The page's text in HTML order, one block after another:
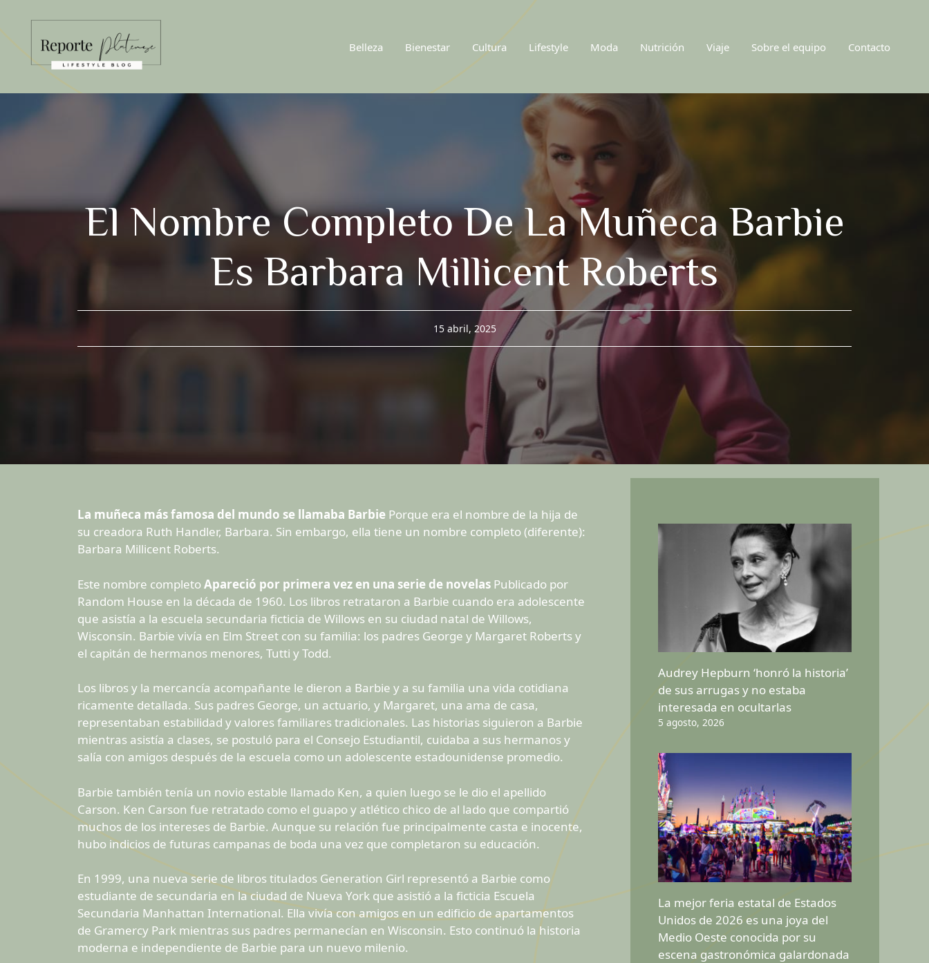
contenido
Belleza Bienestar Cultura Lifestyle Moda Nutrición Viaje Sobre el equipo Contacto
El Nombre Completo De La Muñeca Barbie
Es Barbara Millicent Roberts
15 abril, 2025
La muñeca más famosa del mundo se llamaba Barbie Porque era el nombre de la hija de
su creadora Ruth Handler, Barbara. Sin embargo, ella tiene un nombre completo (diferente):
Barbara Millicent Roberts.
Este nombre completoApareció por primera vez en una serie de novelas Publicado por
Random House en la década de 1960. Los libros retrataron a Barbie cuando era adolescente
que asistía a la escuela secundaria ficticia de Willows en su ciudad natal de Willows,
Wisconsin. Barbie vivía en Elm Street con su familia: los padres George y Margaret Roberts y
el capitán de hermanos menores, Tutti y Todd.
Los libros y la mercancía acompañante le dieron a Barbie y a su familia una vida cotidiana
ricamente detallada. Sus padres George, un actuario, y Margaret, una ama de casa,
representaban estabilidad y valores familiares tradicionales. Las historias siguieron a Barbie
mientras asistía a clases, se postuló para el Consejo Estudiantil, cuidaba a sus hermanos y
salía con amigos después de la escuela como un adolescente estadounidense promedio.
Barbie también tenía un novio estable llamado Ken, a quien luego se le dio el apellido
Carson. Ken Carson fue retratado como el guapo y atlético chico de al lado que compartió
muchos de los intereses de Barbie. Aunque su relación fue principalmente casta e inocente,
hubo indicios de futuras campanas de boda una vez que completaron su educación.
En 1999, una nueva serie de libros titulados Generation Girl representó a Barbie como
estudiante de secundaria en la ciudad de Nueva York que asistió a la ficticia Escuela
Secundaria Manhattan International. Ella vivía con amigos en un edificio de apartamentos
de Gramercy Park mientras sus padres permanecían en Wisconsin. Esto continuó la historia
moderna e independiente de Barbie para un nuevo milenio.
Audrey Hepburn ‘honró la historia’
de sus arrugas y no estaba
interesada en ocultarlas
5 agosto, 2026
La mejor feria estatal de Estados
Unidos de 2026 es una joya del
Medio Oeste conocida por su
escena gastronómica galardonada